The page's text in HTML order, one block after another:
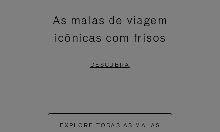
As malas de viagem
icônicas com frisos
DESCUBRA
EXPLORE TODAS AS MALAS